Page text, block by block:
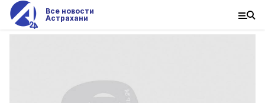
Все новости
Астрахани